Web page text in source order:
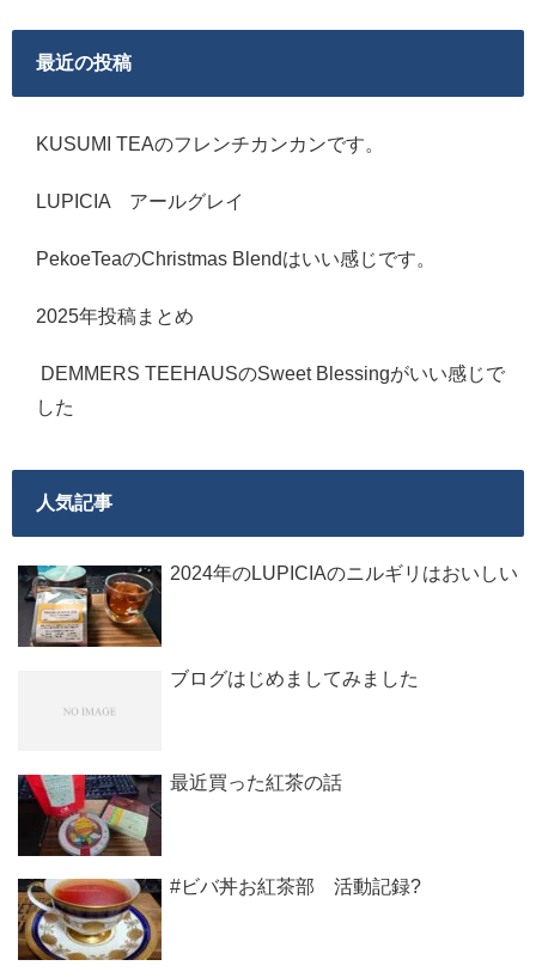
最近の投稿
KUSUMI TEAのフレンチカンカンです。
LUPICIA アールグレイ
PekoeTeaのChristmas Blendはいい感じです。
2025年投稿まとめ
DEMMERS TEEHAUSのSweet Blessingがいい感じで
した
人気記事
2024年のLUPICIAのニルギリはおいしい
ブログはじめましてみました
最近買った紅茶の話
#ビバ丼お紅茶部 活動記録?